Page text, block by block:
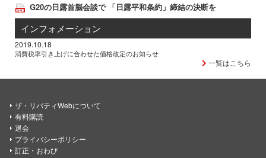
G20の日露首脳会談で 「日露平和条約」締結の決断を
インフォメーション
2019.10.18
消費税率引き上げに合わせた価格改定のお知らせ
一覧はこちら
ザ・リバティWebについて
有料購読
退会
プライバシーポリシー
訂正・おわび